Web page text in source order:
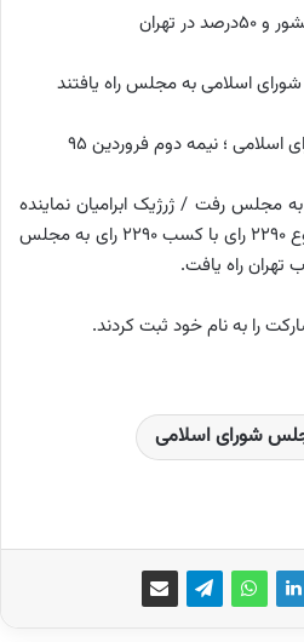
؛ نیمه دوم فروردین 95
رای ۱۰۰ در صدی به مجلس رفت / ژرژیک ابرامیان نماینده
مسیحیان جنوب تهران، از مجموع ۲۲۹۰ رای با کسب ۲۲۹۰ رای به مجلس
تهران راه یافت.
را به نام خود ثبت کردند.
شورای اسلامی